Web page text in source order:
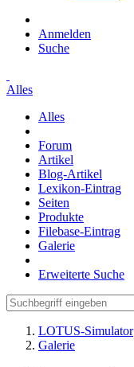
Anmelden
Suche
Alles
Alles
Forum
Artikel
Blog-Artikel
Lexikon-Eintrag
Seiten
Produkte
Filebase-Eintrag
Galerie
Erweiterte Suche
LOTUS-Simulator
Galerie